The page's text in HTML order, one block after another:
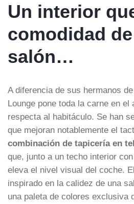
Un interior
comodidad
salón…
A diferencia de sus hermanos
Lounge pone toda la carne en el
respecta al habitáculo. Se han
que mejoran notablemente el
combinación de tapicería en
que, junto a un techo interior
eleva el nivel visual del coche.
inspirado en la calidez de una
una paleta de colores exclusiva